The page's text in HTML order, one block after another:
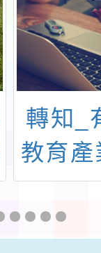
轉知_
教育
提出
件調